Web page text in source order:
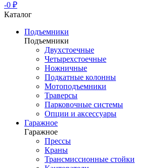
-0 ₽
Каталог
Подъемники
Подъемники
Двухстоечные
Четырехстоечные
Ножничные
Подкатные колонны
Мотоподъемники
Траверсы
Парковочные системы
Опции и аксессуары
Гаражное
Гаражное
Прессы
Краны
Трансмиссионные стойки